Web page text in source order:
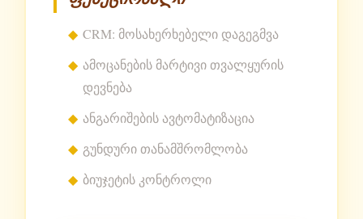
CRM: მოსახერხებელი დაგეგმვა
ამოცანების მარტივი თვალყურის
დევნება
ანგარიშების ავტომატიზაცია
გუნდური თანამშრომლობა
ბიუჯეტის კონტროლი